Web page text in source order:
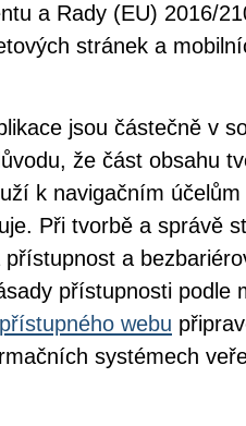
a Rady (EU) 2016/
stránek a
jsou částečně v
že část obsahu
k navigačním
Při tvorbě a správě
přístupnost a
přístupnosti podle
webu
systémech